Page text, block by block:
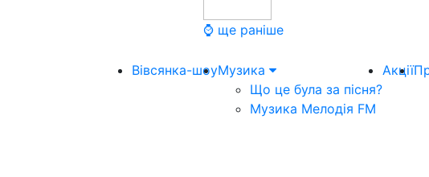
⌚ ще раніше
Вівсянка-шоуМузика
Що це була за пісня?
Музика Мелодія FM
Акції